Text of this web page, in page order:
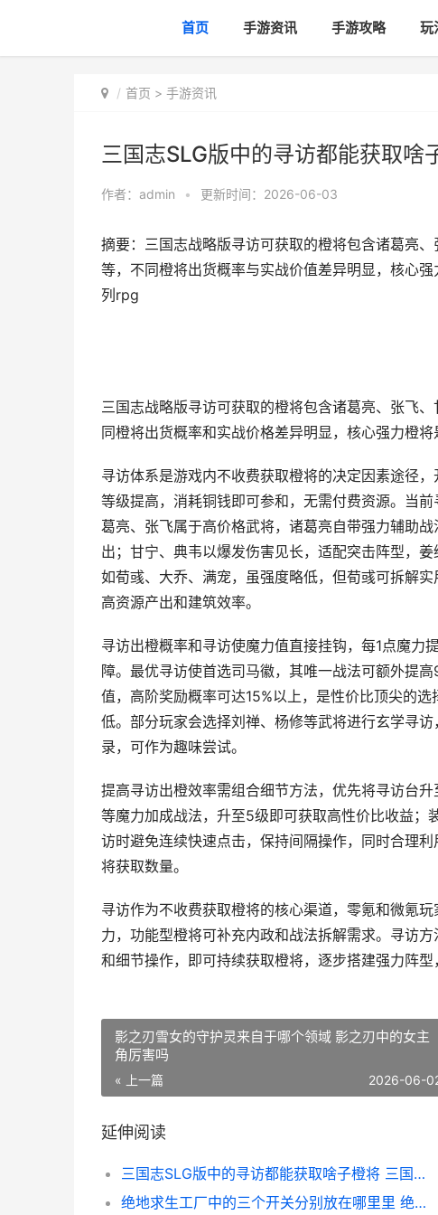
首页 手游资讯 手游攻略 玩
首页 > 手游资讯
三国志SLG版中的寻访都能获取啥
作者： admin • 更新时间：2026-06-03
摘要：三国志战略版寻访可获取的橙将包含诸葛亮
等，不同橙将出货概率与实战价值差异明显，核心
列rpg
三国志战略版寻访可获取的橙将包含诸葛亮、张飞
同橙将出货概率和实战价格差异明显，核心强力橙将
寻访体系是游戏内不收费获取橙将的决定因素途径
等级提高，消耗铜钱即可参和，无需付费资源。当
葛亮、张飞属于高价格武将，诸葛亮自带强力辅助
出；甘宁、典韦以爆发伤害见长，适配突击阵型，
如荀彧、大乔、满宠，虽强度略低，但荀彧可拆解
高资源产出和建筑效率。
寻访出橙概率和寻访使魔力值直接挂钩，每1点魔
障。最优寻访使首选司马徽，其唯一战法可额外提
值，高阶奖励概率可达15%以上，是性价比顶尖的
低。部分玩家会选择刘禅、杨修等武将进行玄学寻
录，可作为趣味尝试。
提高寻访出橙效率需组合细节方法，优先将寻访台
等魔力加成战法，升至5级即可获取高性价比收益
访时避免连续快速点击，保持间隔操作，同时合理
将获取数量。
寻访作为不收费获取橙将的核心渠道，零氪和微氪
力，功能型橙将可补充内政和战法拆解需求。寻访
和细节操作，即可持续获取橙将，逐步搭建强力阵型
影之刃雪女的守护灵来自于哪个领域 影之刃中的女主
角厉害吗
« 上一篇 2026-06-
延伸阅读
三国志SLG版中的寻访都能获取啥子橙将 三国志系列rpg
绝地求生工厂中的三个开关分别放在哪里里 绝地求生手游工厂